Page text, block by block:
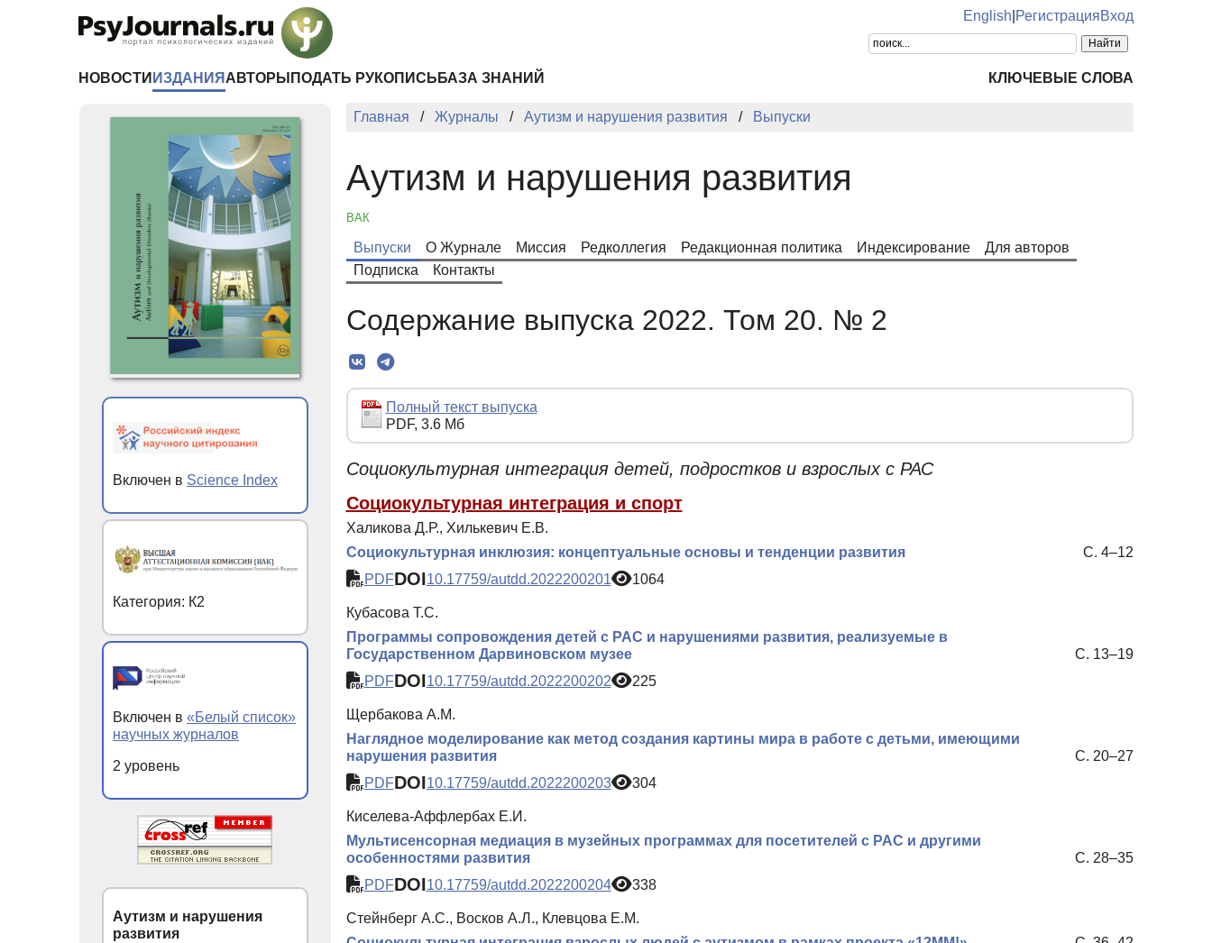
English РегистрацияВход
НОВОСТИ ИЗДАНИЯ АВТОРЫ ПОДАТЬ РУКОПИСЬ БАЗА ЗНАНИЙ КЛЮЧЕВЫЕ СЛОВА
Главная Журналы Аутизм и нарушения развития Выпуски
Аутизм и нарушения развития
ВАК
Выпуски О Журнале Миссия Редколлегия Редакционная политика Индексирование
Для авторов
Подписка
Контакты
Содержание выпуска 2022. Том 20. № 2
Полный текст выпуска
PDF, 3.6 Мб
Социокультурная интеграция детей, подростков и взрослых с РАС
Социокультурная интеграция и спорт
Халикова Д.Р., Хилькевич Е.В.
Социокультурная инклюзия: концептуальные основы и тенденции развития
С. 4–12
PDFDOI10.17759/autdd.2022200201 1064
Кубасова Т.С.
Программы сопровождения детей с РАС и нарушениями развития, реализуемые в
Государственном Дарвиновском музее
С. 13–19
PDFDOI10.17759/autdd.2022200202 225
Щербакова А.М.
Наглядное моделирование как метод создания картины мира в работе с детьми, имеющими
нарушения развития
С. 20–27
PDFDOI10.17759/autdd.2022200203 304
Киселева-Аффлербах Е.И.
Мультисенсорная медиация в музейных программах для посетителей с РАС и другими
особенностями развития
С. 28–35
PDFDOI10.17759/autdd.2022200204 338
Стейнберг А.С., Восков А.Л., Клевцова Е.М.
Включен в Science Index
Категория: К2
Включен в «Белый список»
научных журналов
2 уровень
Аутизм и нарушения
развития